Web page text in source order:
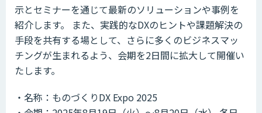
示とセミナーを通じて最新のソリューションや事例を
紹介します。 また、実践的なDXのヒントや課題解決の
手段を共有する場として、さらに多くのビジネスマッ
チングが生まれるよう、会期を2日間に拡大して開催い
たします。
・名称：ものづくりDX Expo 2025